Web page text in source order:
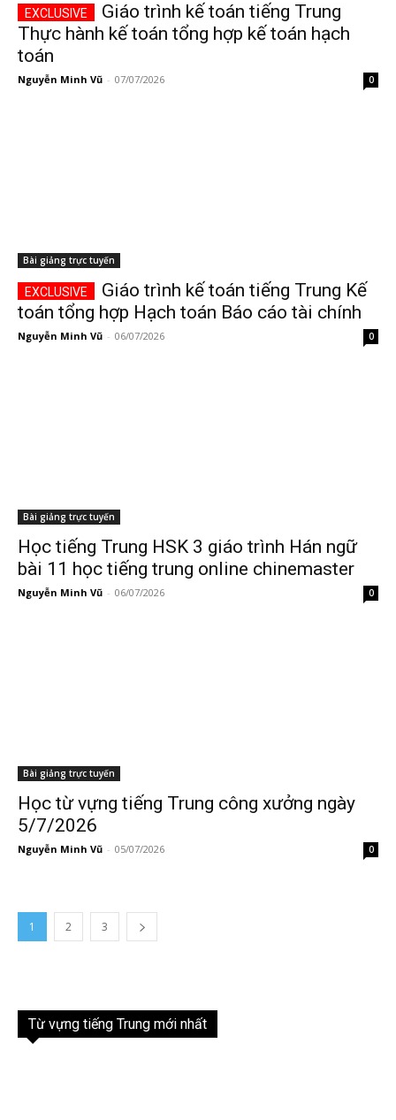
Giáo trình kế toán tiếng Trung
Thực hành kế toán tổng hợp kế toán hạch
toán
Nguyễn Minh Vũ - 07/07/2026 0
Bài giảng trực tuyến
Giáo trình kế toán tiếng Trung Kế
toán tổng hợp Hạch toán Báo cáo tài chính
Nguyễn Minh Vũ - 06/07/2026 0
Bài giảng trực tuyến
Học tiếng Trung HSK 3 giáo trình Hán ngữ
bài 11 học tiếng trung online chinemaster
Nguyễn Minh Vũ - 06/07/2026 0
Bài giảng trực tuyến
Học từ vựng tiếng Trung công xưởng ngày
5/7/2026
Nguyễn Minh Vũ - 05/07/2026 0
1 2 3
Từ vựng tiếng Trung mới nhất